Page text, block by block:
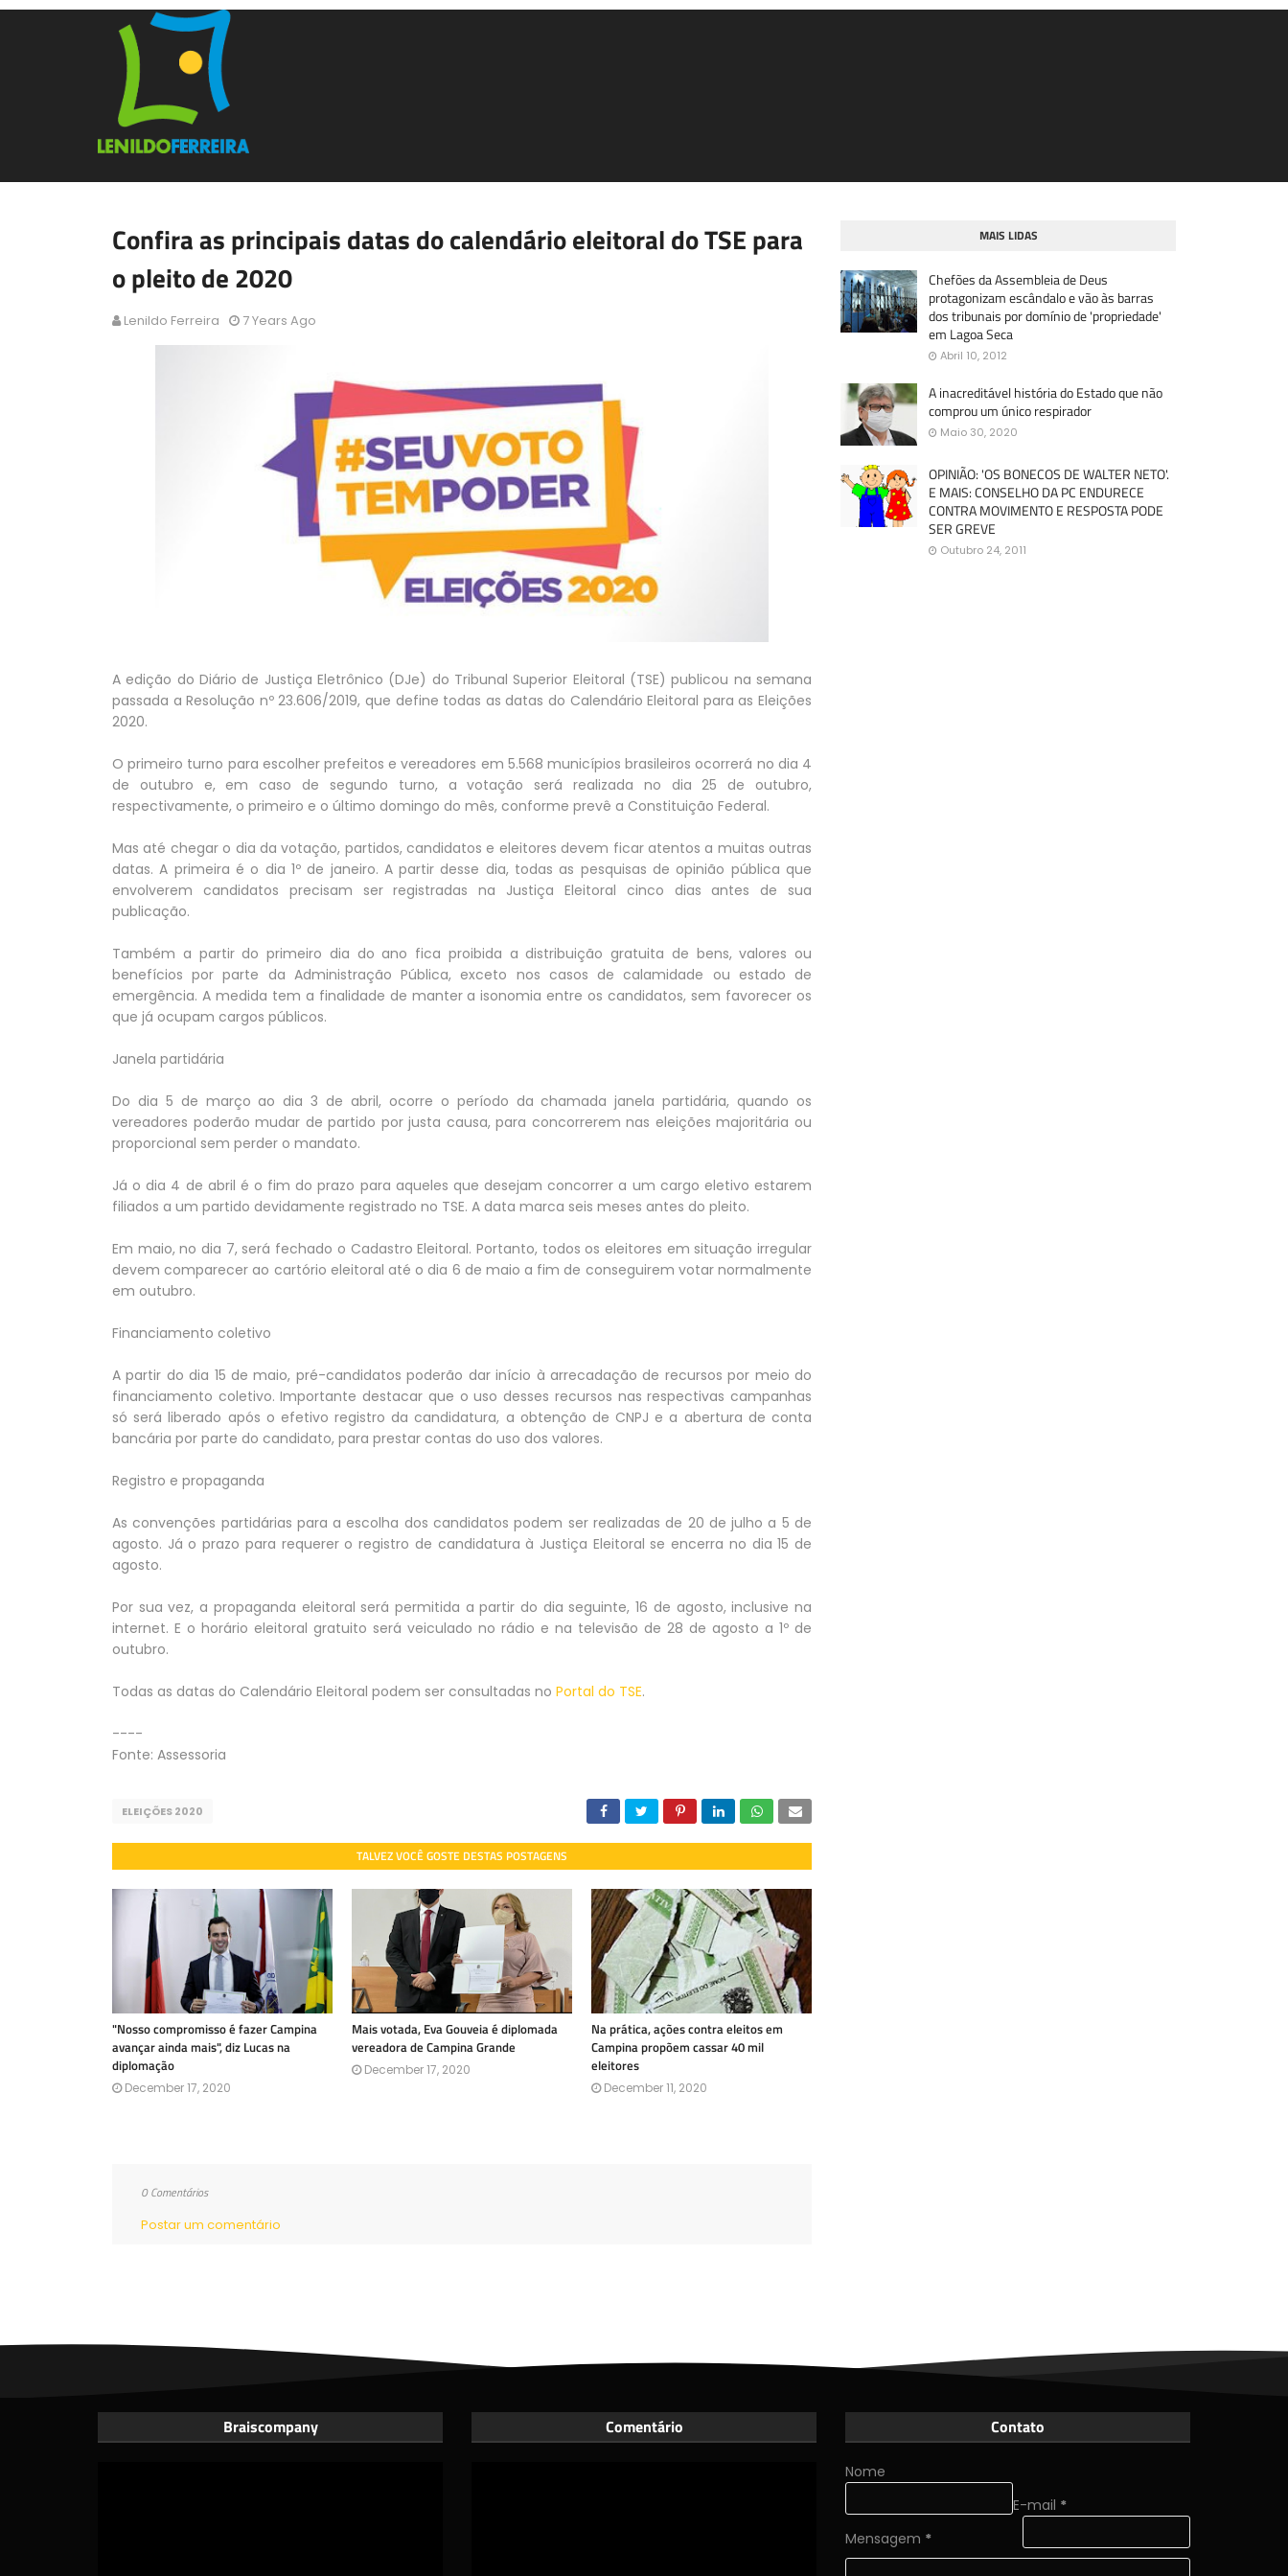
Confira as principais datas do calendário eleitoral do TSE para
o pleito de 2020
Lenildo Ferreira 7 Years Ago
A edição do Diário de Justiça Eletrônico (DJe) do Tribunal Superior Eleitoral (TSE) publicou na semana
passada a Resolução nº 23.606/2019, que define todas as datas do Calendário Eleitoral para as Eleições
2020.
O primeiro turno para escolher prefeitos e vereadores em 5.568 municípios brasileiros ocorrerá no dia 4
de outubro e, em caso de segundo turno, a votação será realizada no dia 25 de outubro,
respectivamente, o primeiro e o último domingo do mês, conforme prevê a Constituição Federal.
Mas até chegar o dia da votação, partidos, candidatos e eleitores devem ficar atentos a muitas outras
datas. A primeira é o dia 1º de janeiro. A partir desse dia, todas as pesquisas de opinião pública que
envolverem candidatos precisam ser registradas na Justiça Eleitoral cinco dias antes de sua
publicação.
Também a partir do primeiro dia do ano fica proibida a distribuição gratuita de bens, valores ou
benefícios por parte da Administração Pública, exceto nos casos de calamidade ou estado de
emergência. A medida tem a finalidade de manter a isonomia entre os candidatos, sem favorecer os
que já ocupam cargos públicos.
Janela partidária
Do dia 5 de março ao dia 3 de abril, ocorre o período da chamada janela partidária, quando os
vereadores poderão mudar de partido por justa causa, para concorrerem nas eleições majoritária ou
proporcional sem perder o mandato.
Já o dia 4 de abril é o fim do prazo para aqueles que desejam concorrer a um cargo eletivo estarem
filiados a um partido devidamente registrado no TSE. A data marca seis meses antes do pleito.
Em maio, no dia 7, será fechado o Cadastro Eleitoral. Portanto, todos os eleitores em situação irregular
devem comparecer ao cartório eleitoral até o dia 6 de maio a fim de conseguirem votar normalmente
em outubro.
Financiamento coletivo
A partir do dia 15 de maio, pré-candidatos poderão dar início à arrecadação de recursos por meio do
financiamento coletivo. Importante destacar que o uso desses recursos nas respectivas campanhas
só será liberado após o efetivo registro da candidatura, a obtenção de CNPJ e a abertura de conta
bancária por parte do candidato, para prestar contas do uso dos valores.
Registro e propaganda
As convenções partidárias para a escolha dos candidatos podem ser realizadas de 20 de julho a 5 de
agosto. Já o prazo para requerer o registro de candidatura à Justiça Eleitoral se encerra no dia 15 de
agosto.
Por sua vez, a propaganda eleitoral será permitida a partir do dia seguinte, 16 de agosto, inclusive na
internet. E o horário eleitoral gratuito será veiculado no rádio e na televisão de 28 de agosto a 1º de
outubro.
Todas as datas do Calendário Eleitoral podem ser consultadas no Portal do TSE.
----
Fonte: Assessoria
ELEIÇÕES 2020
TALVEZ VOCÊ GOSTE DESTAS POSTAGENS
"Nosso compromisso é fazer Campina
avançar ainda mais", diz Lucas na
diplomação
December 17, 2020
Mais votada, Eva Gouveia é diplomada
vereadora de Campina Grande
December 17, 2020
Na prática, ações contra eleitos em
Campina propõem cassar 40 mil
eleitores
December 11, 2020
0 Comentários
Postar um comentário
MAIS LIDAS
Chefões da Assembleia de Deus
protagonizam escândalo e vão às barras
dos tribunais por domínio de 'propriedade'
em Lagoa Seca
Abril 10, 2012
A inacreditável história do Estado que não
comprou um único respirador
Maio 30, 2020
OPINIÃO: 'OS BONECOS DE WALTER NETO'.
E MAIS: CONSELHO DA PC ENDURECE
CONTRA MOVIMENTO E RESPOSTA PODE
SER GREVE
Outubro 24, 2011
Braiscompany Comentário Contato
Nome
E-mail *
Mensagem *